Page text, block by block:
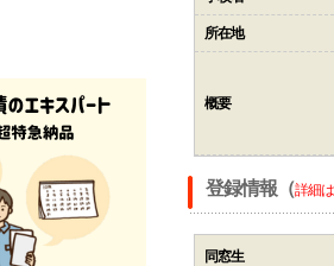
所在地
概要
登録情報（詳細
同窓生